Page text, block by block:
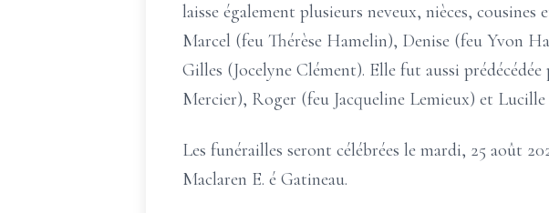
laisse également plusieurs neveux, nièces,
Marcel (feu Thérèse Hamelin), Denise (feu Yvon
Gilles (Jocelyne Clément). Elle fut aussi
Mercier), Roger (feu Jacqueline Lemieux) et
Les funérailles seront célébrées le mardi, 25 août
Maclaren E. é Gatineau.